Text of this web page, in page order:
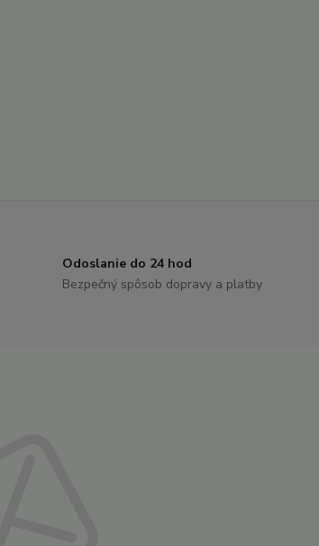
Odoslanie do 24 hod
Bezpečný spôsob dopravy a platby